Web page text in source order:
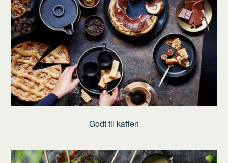
Godt til kaffen